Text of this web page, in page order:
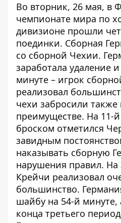
Во вторник, 26 мая, в
чемпионате мира по
дивизионе прошли
поединки. Сборная
со сборной Чехии.
заработала удаление
минуте – игрок
реализовал
чехи забросили
преимуществе. На 11-
броском отметился
завидным
наказывать сборную
нарушения правил. На
Крейчи реализовал
большинство.
шайбу на 54-й минуте,
конца третьего